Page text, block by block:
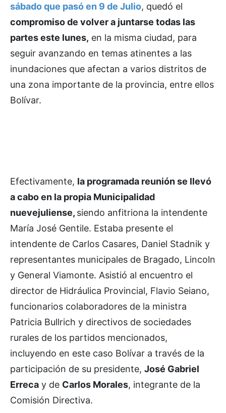
sábado que pasó en 9 de Julio, quedó el
compromiso de volver a juntarse todas las
partes este lunes, en la misma ciudad, para
seguir avanzando en temas atinentes a las
inundaciones que afectan a varios distritos de
una zona importante de la provincia, entre ellos
Bolívar.
Efectivamente, la programada reunión se llevó
a cabo en la propia Municipalidad
nuevejuliense, siendo anfitriona la intendente
María José Gentile. Estaba presente el
intendente de Carlos Casares, Daniel Stadnik y
representantes municipales de Bragado, Lincoln
y General Viamonte. Asistió al encuentro el
director de Hidráulica Provincial, Flavio Seiano,
funcionarios colaboradores de la ministra
Patricia Bullrich y directivos de sociedades
rurales de los partidos mencionados,
incluyendo en este caso Bolívar a través de la
participación de su presidente, José Gabriel
Erreca y de Carlos Morales, integrante de la
Comisión Directiva.